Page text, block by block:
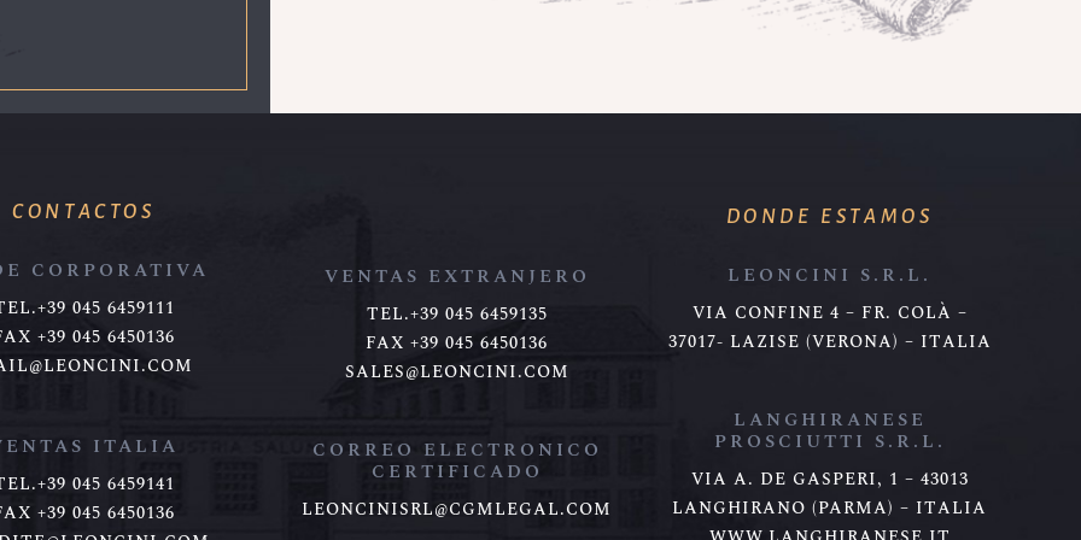
CONTACTOS
CORPORATIVA
045 6459111
+39 045 6450136
ITALIA
045 6459141
+39 045 6450136
VENTAS EXTRANJERO
TEL.+39 045 6459135
FAX +39 045 6450136
SALES@LEONCINI.COM
CORREO ELECTRONICO
CERTIFICADO
LEONCINISRL@CGMLEGAL.COM
DONDE ESTAMOS
LEONCINI S.R.L.
VIA CONFINE 4 – FR. COLÀ –
37017- LAZISE (VERONA) – ITALIA
LANGHIRANESE
PROSCIUTTI S.R.L.
VIA A. DE GASPERI, 1 – 43013
LANGHIRANO (PARMA) – ITALIA